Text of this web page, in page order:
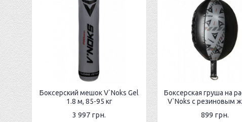
Боксерский мешок V`Noks Gel
1.8 м, 85-95 кг
3 997 грн.
Боксерская груша на
V`Noks с резиновым
899 грн.